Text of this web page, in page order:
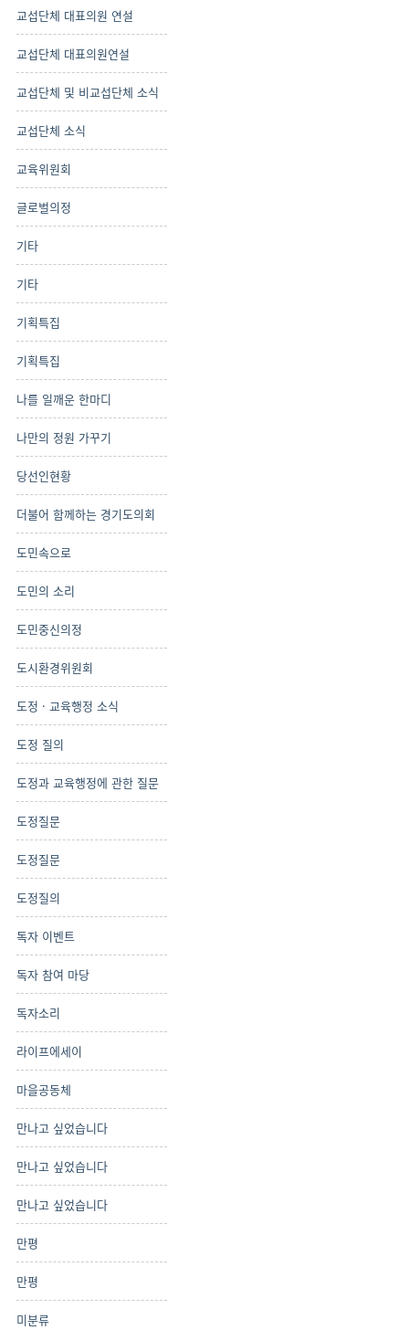
교섭단체 대표의원 연설
교섭단체 대표의원연설
교섭단체 및 비교섭단체 소식
교섭단체 소식
교육위원회
글로벌의정
기타
기타
기획특집
기획특집
나를 일깨운 한마디
나만의 정원 가꾸기
당선인현황
더불어 함께하는 경기도의회
도민속으로
도민의 소리
도민중신의정
도시환경위원회
도정 · 교육행정 소식
도정 질의
도정과 교육행정에 관한 질문
도정질문
도정질문
도정질의
독자 이벤트
독자 참여 마당
독자소리
라이프에세이
마을공동체
만나고 싶었습니다
만나고 싶었습니다
만나고 싶었습니다
만평
만평
미분류